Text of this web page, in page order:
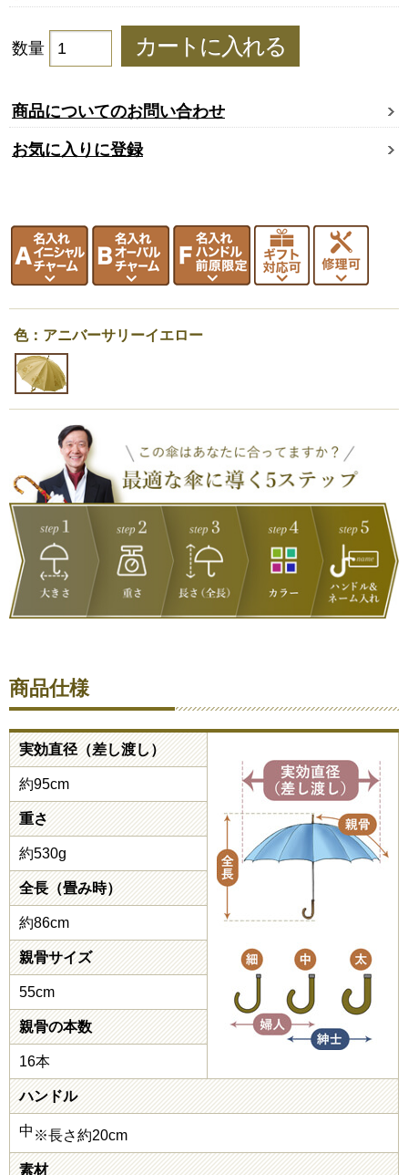
数量
商品についてのお問い合わせ
お気に入りに登録
色：アニバーサリーイエロー
商品仕様
実効直径（差し渡し）
約95cm
重さ
約530g
全長（畳み時）
約86cm
親骨サイズ
55cm
親骨の本数
16本
ハンドル
中 ※長さ約20cm
素材